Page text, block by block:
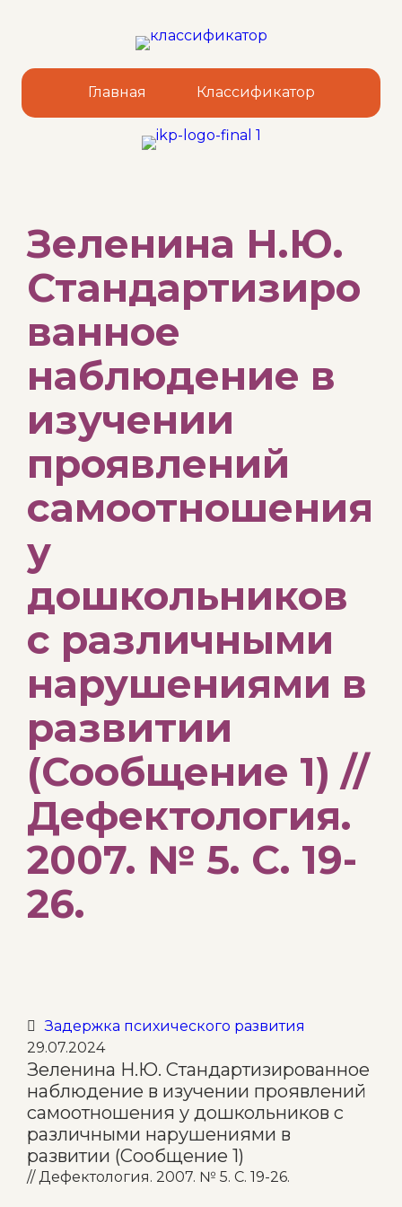
Главная Классификатор
Зеленина Н.Ю.
Стандартизиро
ванное
наблюдение в
изучении
проявлений
самоотношения
у
дошкольников
с различными
нарушениями в
развитии
(Сообщение 1) //
Дефектология.
2007. № 5. С. 19-
26.
 Category
Задержка психического развития
29.07.2024
Зеленина Н.Ю. Стандартизированное
наблюдение в изучении проявлений
самоотношения у дошкольников с
различными нарушениями в
развитии (Сообщение 1)
// Дефектология. 2007. № 5. С. 19-26.